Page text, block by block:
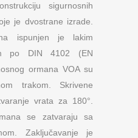
sigurnosnih
je dvostrane izrade.
ispunjen je lakim
po DIN 4102 (EN
ormana VOA su
trakom. Skrivene
vrata za 180°.
se zatvaraju sa
Zaključavanje je